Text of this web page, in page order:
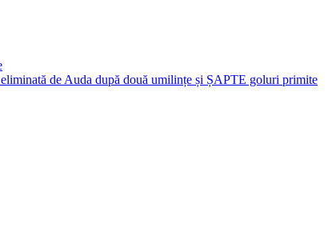
de Auda după două umilințe și ȘAPTE goluri primite